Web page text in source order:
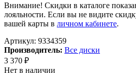
Внимание! Скидки в каталоге
лояльности. Если вы не видите
вашей карты в личном кабинете.
Артикул: 9334359
Производитель: Все диски
3 370 ₽
Нет в наличии